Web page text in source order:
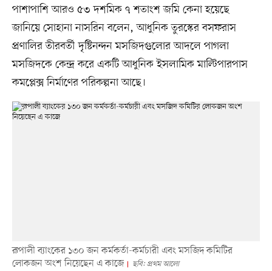
পাশাপাশি আরও ৫৩ দশমিক ৭ শতাংশ জমি কেনা হয়েছে
জানিয়ে সোহানা নাসরিন বলেন, আধুনিক তুরস্কের বসফরাস
প্রণালির তীরবর্তী দৃষ্টিনন্দন মসজিদগুলোর আদলে পাগলা
মসজিদকে কেন্দ্র করে একটি আধুনিক ইসলামিক মাল্টিপারপাস
কমপ্লেক্স নির্মাণের পরিকল্পনা আছে।
রূপালী ব্যাংকের ১৩০ জন কর্মকর্তা-কর্মচারী এবং মসজিদ কমিটির
লোকজন অংশ নিয়েছেন এ কাজে
ছবি: প্রথম আলো